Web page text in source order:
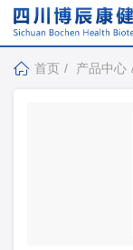
首页
产品中心